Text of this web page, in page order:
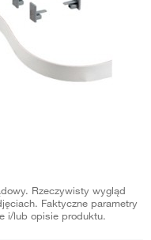
Rzeczywisty wygląd
Faktyczne parametry
i/lub opisie produktu.